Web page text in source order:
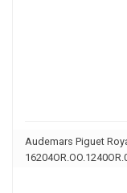
Audemars Piguet